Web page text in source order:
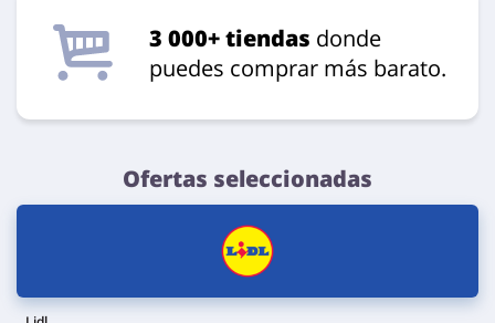
3 000+ tiendas donde
puedes comprar más barato.
Ofertas seleccionadas